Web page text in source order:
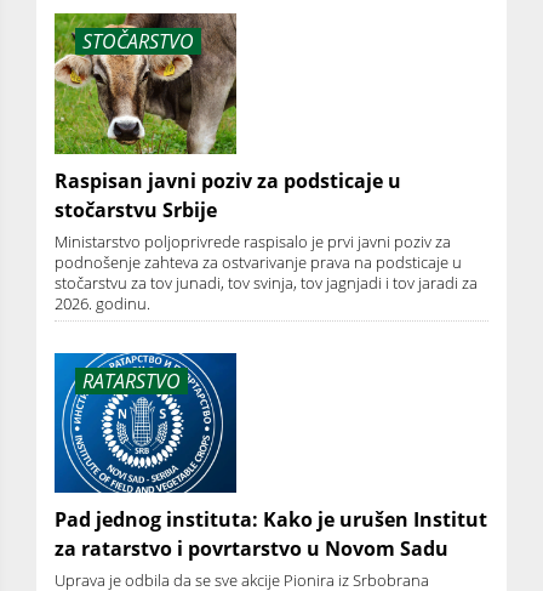
STOČARSTVO
Raspisan javni poziv za podsticaje u
stočarstvu Srbije
Ministarstvo poljoprivrede raspisalo je prvi javni poziv za
podnošenje zahteva za ostvarivanje prava na podsticaje u
stočarstvu za tov junadi, tov svinja, tov jagnjadi i tov jaradi za
2026. godinu.
RATARSTVO
Pad jednog instituta: Kako je urušen Institut
za ratarstvo i povrtarstvo u Novom Sadu
Uprava je odbila da se sve akcije Pionira iz Srbobrana